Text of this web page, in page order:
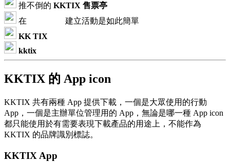
推不倒的 KKTIX 售票亭
在
建立活動是如此簡單
KK TIX
kktix
KKTIX 的 App icon
KKTIX 共有兩種 App 提供下載，一個是大眾使用的行動
App，一個是主辦單位管理用的 App，無論是哪一種 App icon
都只能使用於有需要表現下載產品的用途上，不能作為
KKTIX 的品牌識別標誌。
KKTIX App